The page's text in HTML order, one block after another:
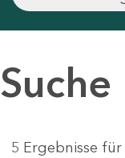
Suche
5 Ergebnisse für